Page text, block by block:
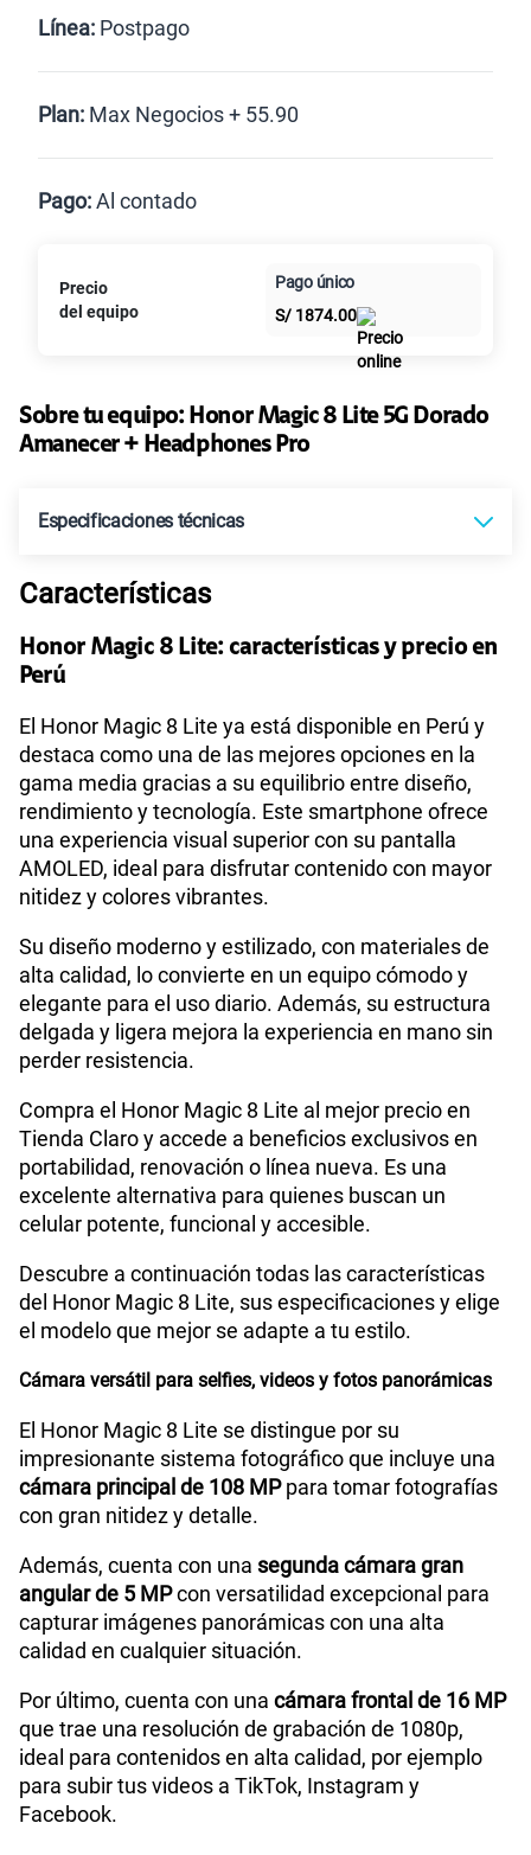
Línea: Postpago
Postpago
Plan: Max Negocios + 55.90
10GBen alta velocidad
45GB
S/ 39.90
Paga solo
75 GBen alta velocidad
S/ 55.90
Ver menos planes
Pago:Al contado
Al contado Cuotas Claro
Precio
del equipo
Pago único
S/ 1874.00
Sobre tu equipo: Honor Magic 8 Lite 5G Dorado
Amanecer + Headphones Pro
Especificaciones técnicas
Tecnología de Pantalla
Procesador Qualcomm Snapdragon 6 Gen 4
Tamaño de Pantalla 6.79
WiFI
Peso
Bluetooth
Cámara de fotos Principal
Cámara de fotos Frontal
Radio FM
Capacidad Memoria Externa
Capacidad Memoria Interna 512 GB
Capacidad Memoria RAM 8GB + HONOR RAM Turbo 8GB
GPS
Características
Honor Magic 8 Lite: características y precio en
Perú
El Honor Magic 8 Lite ya está disponible en Perú y
destaca como una de las mejores opciones en la
gama media gracias a su equilibrio entre diseño,
rendimiento y tecnología. Este smartphone ofrece
una experiencia visual superior con su pantalla
AMOLED, ideal para disfrutar contenido con mayor
nitidez y colores vibrantes.
Su diseño moderno y estilizado, con materiales de
alta calidad, lo convierte en un equipo cómodo y
elegante para el uso diario. Además, su estructura
delgada y ligera mejora la experiencia en mano sin
perder resistencia.
Compra el Honor Magic 8 Lite al mejor precio en
Tienda Claro y accede a beneficios exclusivos en
portabilidad, renovación o línea nueva. Es una
excelente alternativa para quienes buscan un
celular potente, funcional y accesible.
Descubre a continuación todas las características
del Honor Magic 8 Lite, sus especificaciones y elige
el modelo que mejor se adapte a tu estilo.
Cámara versátil para selfies, videos y fotos panorámicas
El Honor Magic 8 Lite se distingue por su
impresionante sistema fotográfico que incluye una
cámara principal de 108 MPpara tomar fotografías
con gran nitidez y detalle.
Además, cuenta con una segunda cámara gran
angular de 5 MPcon versatilidad excepcional para
capturar imágenes panorámicas con una alta
calidad en cualquier situación.
Por último, cuenta con una cámara frontal de 16 MP
que trae una resolución de grabación de 1080p,
ideal para contenidos en alta calidad, por ejemplo
para subir tus videos a TikTok, Instagram y
Facebook.